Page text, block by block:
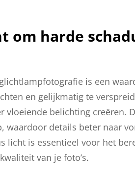
om harde
is een
en gelijkmatig te
vloeiende belichting creëren.
waardoor details beter naar
licht is essentieel voor het
van je foto’s.